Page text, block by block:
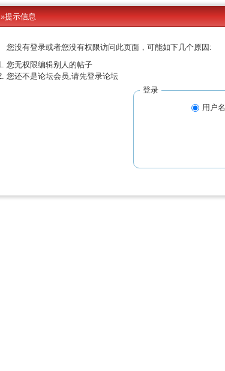
»提示信息
您没有登录或者您没有权限访问此页面，可能如下几个原因:
您无权限编辑别人的帖子
您还不是论坛会员,请先登录论坛
登录
用户名